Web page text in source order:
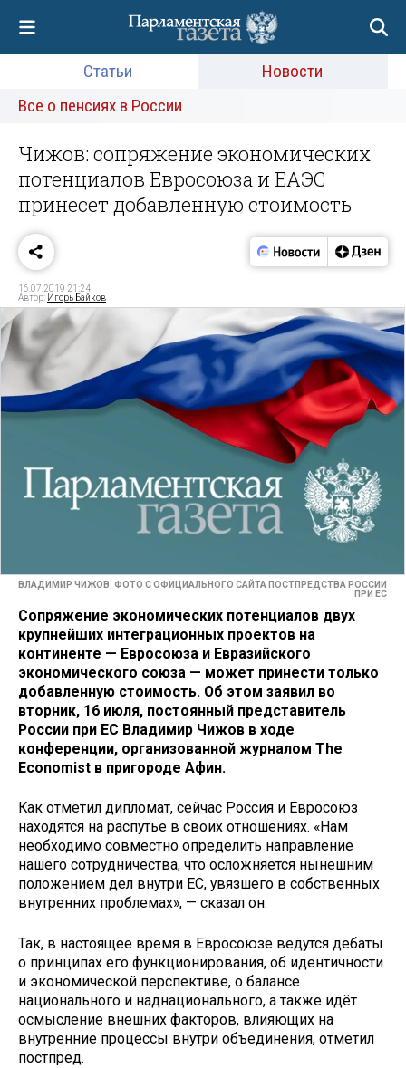
Статьи
Новости
Все о пенсиях в России
Чижов: сопряжение экономических
потенциалов Евросоюза и ЕАЭС
принесет добавленную стоимость
16.07.2019 21:24
Автор: Игорь Байков
ВЛАДИМИР ЧИЖОВ. ФОТО С ОФИЦИАЛЬНОГО САЙТА ПОСТПРЕДСТВА РОССИИ
ПРИ ЕС
Сопряжение экономических потенциалов двух
крупнейших интеграционных проектов на
континенте — Евросоюза и Евразийского
экономического союза — может принести только
добавленную стоимость. Об этом заявил во
вторник, 16 июля, постоянный представитель
России при ЕС Владимир Чижов в ходе
конференции, организованной журналом The
Economist в пригороде Афин.
Как отметил дипломат, сейчас Россия и Евросоюз
находятся на распутье в своих отношениях. «Нам
необходимо совместно определить направление
нашего сотрудничества, что осложняется нынешним
положением дел внутри ЕС, увязшего в собственных
внутренних проблемах», — сказал он.
Так, в настоящее время в Евросоюзе ведутся дебаты
о принципах его функционирования, об идентичности
и экономической перспективе, о балансе
национального и наднационального, а также идёт
осмысление внешних факторов, влияющих на
внутренние процессы внутри объединения, отметил
постпред.